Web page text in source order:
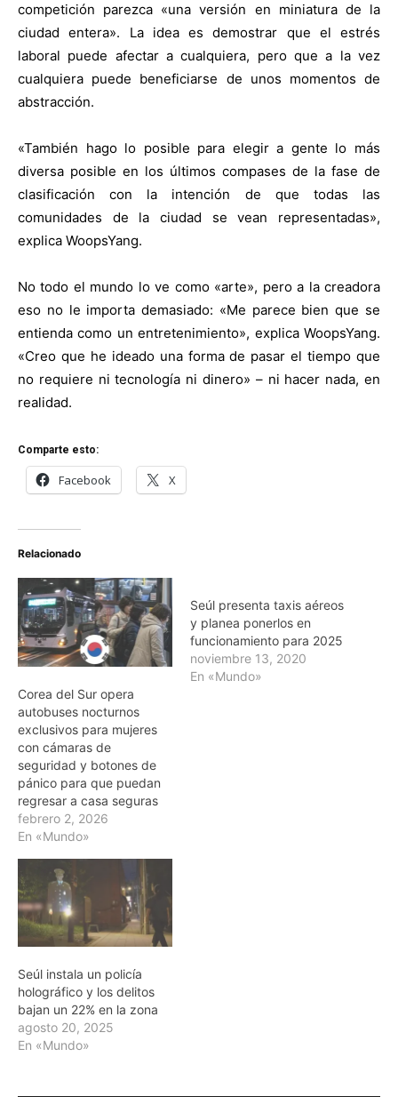
competición parezca «una versión en miniatura de la
ciudad entera». La idea es demostrar que el estrés
laboral puede afectar a cualquiera, pero que a la vez
cualquiera puede beneficiarse de unos momentos de
abstracción.
«También hago lo posible para elegir a gente lo más
diversa posible en los últimos compases de la fase de
clasificación con la intención de que todas las
comunidades de la ciudad se vean representadas»,
explica WoopsYang.
No todo el mundo lo ve como «arte», pero a la creadora
eso no le importa demasiado: «Me parece bien que se
entienda como un entretenimiento», explica WoopsYang.
«Creo que he ideado una forma de pasar el tiempo que
no requiere ni tecnología ni dinero» – ni hacer nada, en
realidad.
Comparte esto:
Facebook X
Relacionado
Corea del Sur opera
autobuses nocturnos
exclusivos para mujeres
con cámaras de
seguridad y botones de
pánico para que puedan
regresar a casa seguras
febrero 2, 2026
En «Mundo»
Seúl presenta taxis aéreos
y planea ponerlos en
funcionamiento para 2025
noviembre 13, 2020
En «Mundo»
Seúl instala un policía
holográfico y los delitos
bajan un 22% en la zona
agosto 20, 2025
En «Mundo»